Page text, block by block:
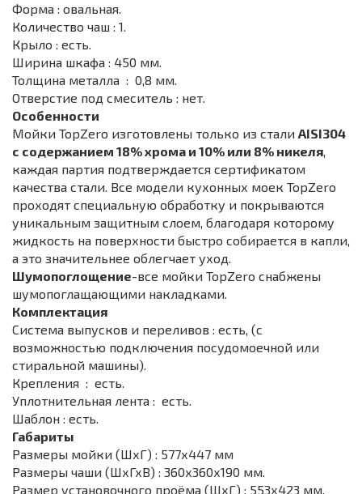
Форма : овальная.
Количество чаш : 1.
Крыло : есть.
Ширина шкафа : 450 мм.
Толщина металла : 0,8 мм.
Отверстие под смеситель : нет.
Особенности
Мойки TopZero изготовлены только из стали AISI304
с содержанием 18% хрома и 10% или 8% никеля,
каждая партия подтверждается сертификатом
качества стали. Все модели кухонных моек TopZero
проходят специальную обработку и покрываются
уникальным защитным слоем, благодаря которому
жидкость на поверхности быстро собирается в капли,
а это значительнее облегчает уход.
Шумопоглощение-все мойки TopZero снабжены
шумопоглащающими накладками.
Комплектация
Система выпусков и переливов : есть, (с
возможностью подключения посудомоечной или
стиральной машины).
Крепления : есть.
Уплотнительная лента : есть.
Шаблон : есть.
Габариты
Размеры мойки (ШхГ) : 577х447 мм
Размеры чаши (ШхГхВ) : 360х360х190 мм.
Размер установочного проёма (ШхГ) : 553х423 мм.